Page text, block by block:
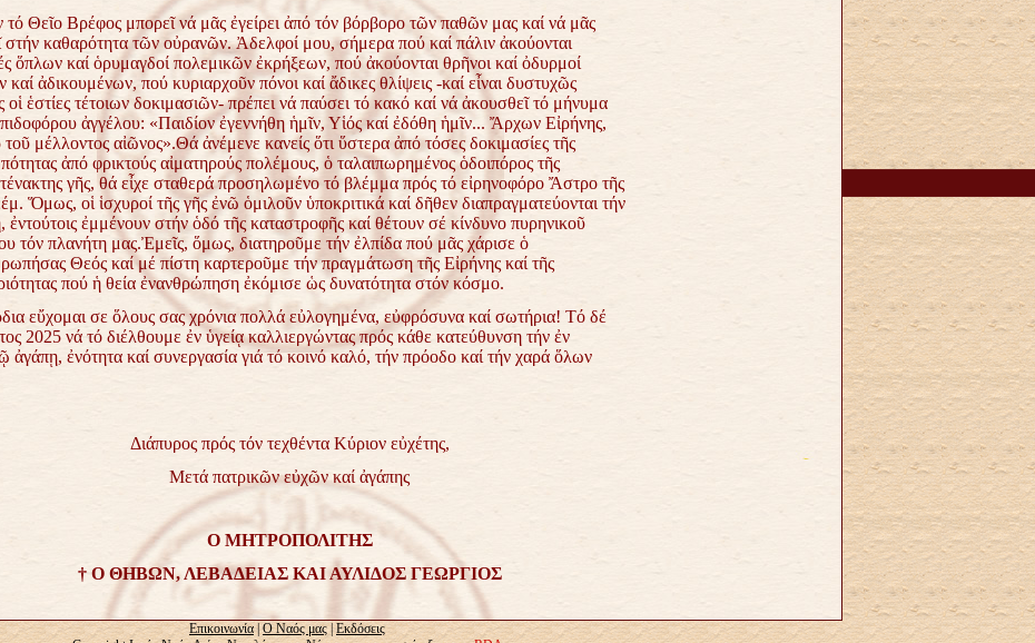
Θεῖο Βρέφος μπορεῖ νά μᾶς ἐγείρει ἀπό τόν βόρβορο τῶν παθῶν μας καί νά μᾶς
στήν καθαρότητα τῶν οὐρανῶν.Ἀδελφοί μου, σήμερα πού καί πάλιν ἀκούονται
ὅπλων καί ὁρυμαγδοί πολεμικῶν ἐκρήξεων, πού ἀκούονται θρῆνοι καί ὀδυρμοί
καί ἀδικουμένων, πού κυριαρχοῦν πόνοι καί ἄδικες θλίψεις -καί εἶναι δυστυχῶς
οἱ ἑστίες τέτοιων δοκιμασιῶν- πρέπει νά παύσει τό κακό καί νά ἀκουσθεῖ τό μήνυμα
ἀγγέλου: «Παιδίον ἐγεννήθη ἡμῖν, Υἱός καί ἐδόθη ἡμῖν... Ἄρχων Εἰρήνης,
μέλλοντος αἰῶνος».Θά ἀνέμενε κανείς ὅτι ὕστερα ἀπό τόσες δοκιμασίες τῆς
ἀπό φρικτούς αἰματηρούς πολέμους, ὁ ταλαιπωρημένος ὁδοιπόρος τῆς
γῆς, θά εἶχε σταθερά πρoσηλωμένο τό βλέμμα πρός τό εἰρηνοφόρο Ἄστρο τῆς
Ὅμως, οἱ ἱσχυροί τῆς γῆς ἐνῶ ὁμιλοῦν ὑποκριτικά καί δῆθεν διαπραγματεύονται τήν
ἐντούτοις ἐμμένουν στήν ὁδό τῆς καταστροφῆς καί θέτουν σέ κίνδυνο πυρηνικοῦ
τόν πλανήτη μας.Ἐμεῖς, ὅμως, διατηροῦμε τήν ἐλπίδα πού μᾶς χάρισε ὁ
Θεός καί μέ πίστη καρτεροῦμε τήν πραγμάτωση τῆς Εἰρήνης καί τῆς
πού ἡ θεία ἐνανθρώπηση ἐκόμισε ὡς δυνατότητα στόν κόσμο.
εὔχομαι σε ὅλους σας χρόνια πολλά εὐλογημένα, εὐφρόσυνα καί σωτήρια! Tό δέ
2025 νά τό διέλθουμε ἐν ὑγείᾳ καλλιεργώντας πρός κάθε κατεύθυνση τήν ἐν
ἀγάπῃ, ἐνότητα καί συνεργασία γιά τό κοινό καλό, τήν πρόοδο καί τήν χαρά ὅλων
Διάπυρος πρός τόν τεχθέντα Κύριον εὐχέτης,
Μετά πατρικῶν εὐχῶν καί ἀγάπης
Ο ΜΗΤΡΟΠΟΛΙΤΗΣ
† Ο ΘΗΒΩΝ, ΛΕΒΑΔΕΙΑΣ ΚΑΙ ΑΥΛΙΔΟΣ ΓΕΩΡΓΙΟΣ
Επικοινωνία Ο Ναός μας| Εκδόσεις